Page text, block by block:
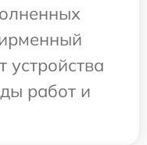
устройства
работ и